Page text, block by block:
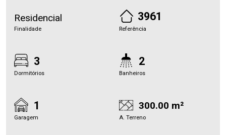
Residencial
Finalidade
3961
Referência
3
Dormitórios
2
Banheiros
1
Garagem
300.00 m²
A. Terreno